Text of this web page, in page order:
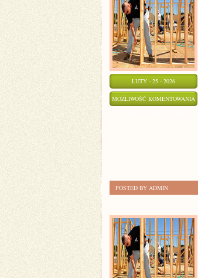
LUTY - 25 - 2026
MOŻLIWOŚĆ KOMENTOWANIA
POSTED BY ADMIN